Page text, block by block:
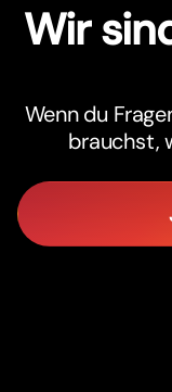
Wir
Wenn du
brauchst,